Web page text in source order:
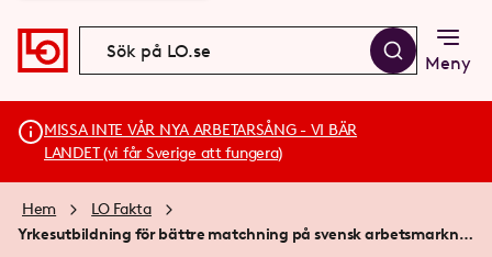
Meny
MISSA INTE VÅR NYA ARBETARSÅNG - VI BÄR
LANDET (vi får Sverige att fungera)
Hem
LO Fakta
Yrkesutbildning för bättre matchning på svensk arbetsmarknad